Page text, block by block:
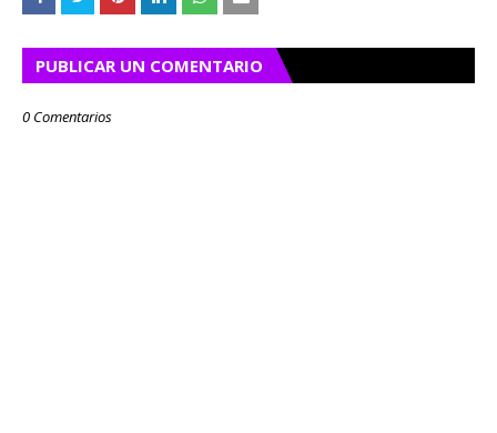
PUBLICAR UN COMENTARIO
0 Comentarios